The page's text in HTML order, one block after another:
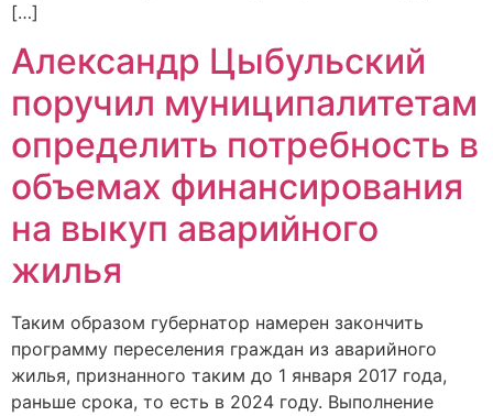
[…]
Александр Цыбульский
поручил муниципалитетам
определить потребность в
объемах финансирования
на выкуп аварийного
жилья
Таким образом губернатор намерен закончить
программу переселения граждан из аварийного
жилья, признанного таким до 1 января 2017 года,
раньше срока, то есть в 2024 году. Выполнение